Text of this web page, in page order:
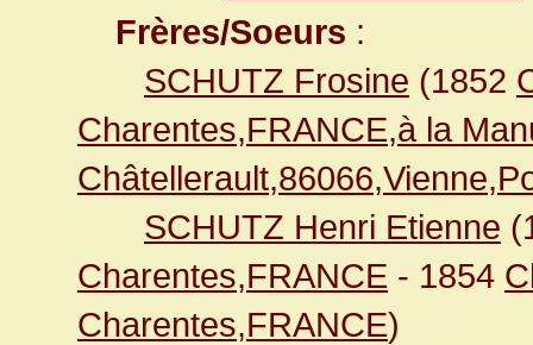
Frères/Soeurs :
SCHUTZ Frosine (1852
Charentes,FRANCE,à la
SCHUTZ Henri Etienne
Charentes,FRANCE - 1854
Charentes,FRANCE)